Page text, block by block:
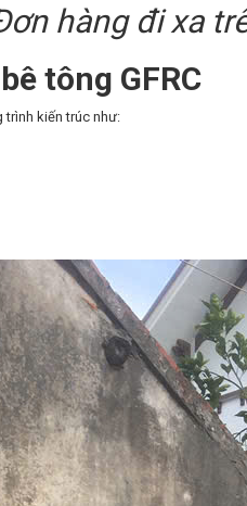
hàng đi xa
tông GFRC
trình kiến trúc như: